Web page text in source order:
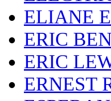
ELIANE
ERIC
ERIC
ERNEST